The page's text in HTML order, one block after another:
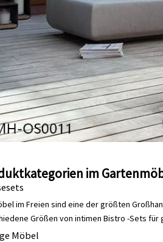
im
im Freien sind eine der größten
Größen von intimen Bistro -Sets
Möbel